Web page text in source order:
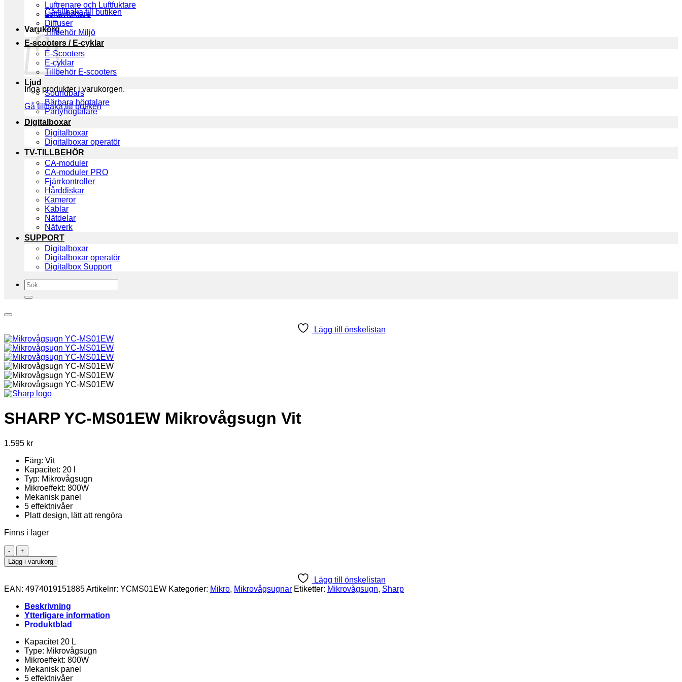
Gå tillbaka till butiken
Varukorg
Inga produkter i varukorgen.
Gå tillbaka till butiken
Luftrenare och Luftfuktare
Luftavfuktare
Diffuser
Tillbehör Miljö
E-scooters / E-cyklar
E-Scooters
E-cyklar
Tillbehör E-scooters
Ljud
Soundbars
Bärbara högtalare
Partyhögtalare
Digitalboxar
Digitalboxar
Digitalboxar operatör
TV-TILLBEHÖR
CA-moduler
CA-moduler PRO
Fjärrkontroller
Hårddiskar
Kameror
Kablar
Nätdelar
Nätverk
SUPPORT
Digitalboxar
Digitalboxar operatör
Digitalbox Support
Sök
efter:
Lägg till önskelistan
SHARP YC-MS01EW Mikrovågsugn Vit
1.595 kr
Färg: Vit
Kapacitet: 20 l
Typ: Mikrovågsugn
Mikroeffekt: 800W
Mekanisk panel
5 effektnivåer
Platt design, lätt att rengöra
Finns i lager
SHARP
YC-
MS01EW
Vit
Lägg i varukorg
Lägg till önskelistan
EAN: 4974019151885Artikelnr: YCMS01EW Kategorier: Mikro, Mikrovågsugnar Etiketter: Mikrovågsugn, Sharp
Beskrivning
Ytterligare information
Produktblad
Kapacitet 20 L
Type: Mikrovågsugn
Mikroeffekt: 800W
Mekanisk panel
5 effektnivåer